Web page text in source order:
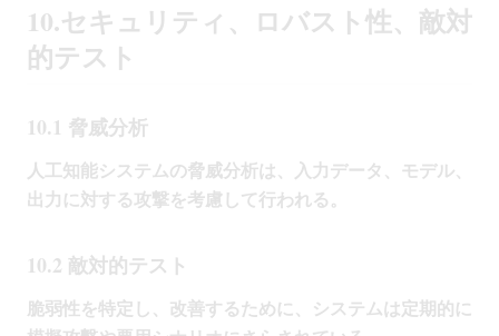
10.セキュリティ、ロバスト性、敵対
的テスト
10.1 脅威分析
人工知能システムの脅威分析は、入力データ、モデル、
出力に対する攻撃を考慮して行われる。
10.2 敵対的テスト
脆弱性を特定し、改善するために、システムは定期的に